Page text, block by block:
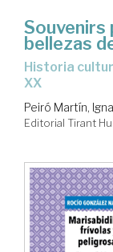
bellezas
Historia cultural de la memoria española en el siglo
XX
Peiró Martín,
Editorial Tirant